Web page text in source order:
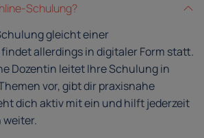
Schulung?
gleicht einer
allerdings in digitaler Form statt.
Dozentin leitet Ihre Schulung in
vor, gibt dir praxisnahe
dich aktiv mit ein und hilft jederzeit
weiter.